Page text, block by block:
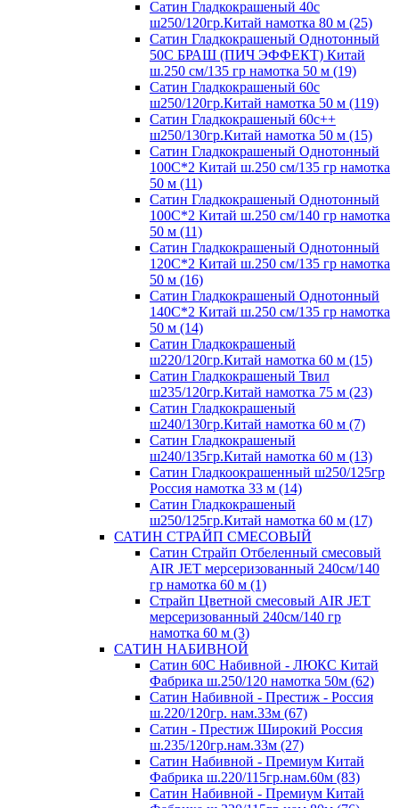
Сатин Гладкокрашеный 40с
ш250/120гр.Китай намотка 80 м (25)
Сатин Гладкокрашеный Однотонный
50С БРАШ (ПИЧ ЭФФЕКТ) Китай
ш.250 см/135 гр намотка 50 м (19)
Сатин Гладкокрашеный 60с
ш250/120гр.Китай намотка 50 м (119)
Сатин Гладкокрашеный 60с++
ш250/130гр.Китай намотка 50 м (15)
Сатин Гладкокрашеный Однотонный
100С*2 Китай ш.250 см/135 гр намотка
50 м (11)
Сатин Гладкокрашеный Однотонный
100С*2 Китай ш.250 см/140 гр намотка
50 м (11)
Сатин Гладкокрашеный Однотонный
120С*2 Китай ш.250 см/135 гр намотка
50 м (16)
Сатин Гладкокрашеный Однотонный
140С*2 Китай ш.250 см/135 гр намотка
50 м (14)
Сатин Гладкокрашеный
ш220/120гр.Китай намотка 60 м (15)
Сатин Гладкокрашеный Твил
ш235/120гр.Китай намотка 75 м (23)
Сатин Гладкокрашеный
ш240/130гр.Китай намотка 60 м (7)
Сатин Гладкокрашеный
ш240/135гр.Китай намотка 60 м (13)
Сатин Гладкоокрашенный ш250/125гр
Россия намотка 33 м (14)
Сатин Гладкокрашеный
ш250/125гр.Китай намотка 60 м (17)
САТИН СТРАЙП СМЕСОВЫЙ
Сатин Страйп Отбеленный смесовый
AIR JET мерсеризованный 240см/140
гр намотка 60 м (1)
Страйп Цветной смесовый AIR JET
мерсеризованный 240см/140 гр
намотка 60 м (3)
САТИН НАБИВНОЙ
Сатин 60С Набивной - ЛЮКС Китай
Фабрика ш.250/120 намотка 50м (62)
Сатин Набивной - Престиж - Россия
ш.220/120гр. нам.33м (67)
Сатин - Престиж Широкий Россия
ш.235/120гр.нам.33м (27)
Сатин Набивной - Премиум Китай
Фабрика ш.220/115гр.нам.60м (83)
Сатин Набивной - Премиум Китай